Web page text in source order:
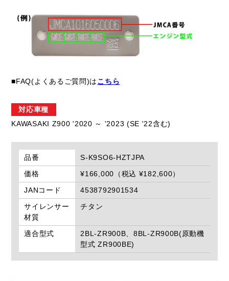
■FAQ(よくあるご質問)はこちら
対応車種
KAWASAKI Z900 '2020 ～ '2023 (SE '22含む)
品番
S-K9SO6-HZTJPA
価格
¥166,000（税込 ¥182,600）
JANコード
4538792901534
サイレンサー
材質
チタン
適合型式
2BL-ZR900B、8BL-ZR900B(原動機
型式 ZR900BE)